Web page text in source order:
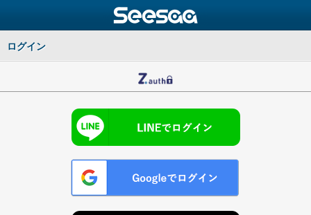
ログイン